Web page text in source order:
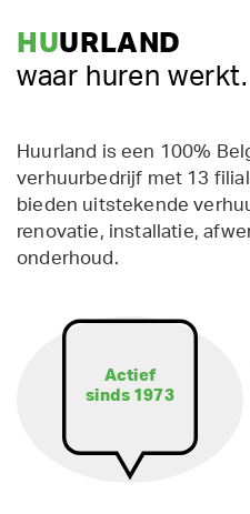
HUURLAND
waar huren werkt.
Huurland is een 100%
verhuurbedrijf met 13
bieden uitstekende
renovatie, installatie,
onderhoud.
Actief
sinds 1973